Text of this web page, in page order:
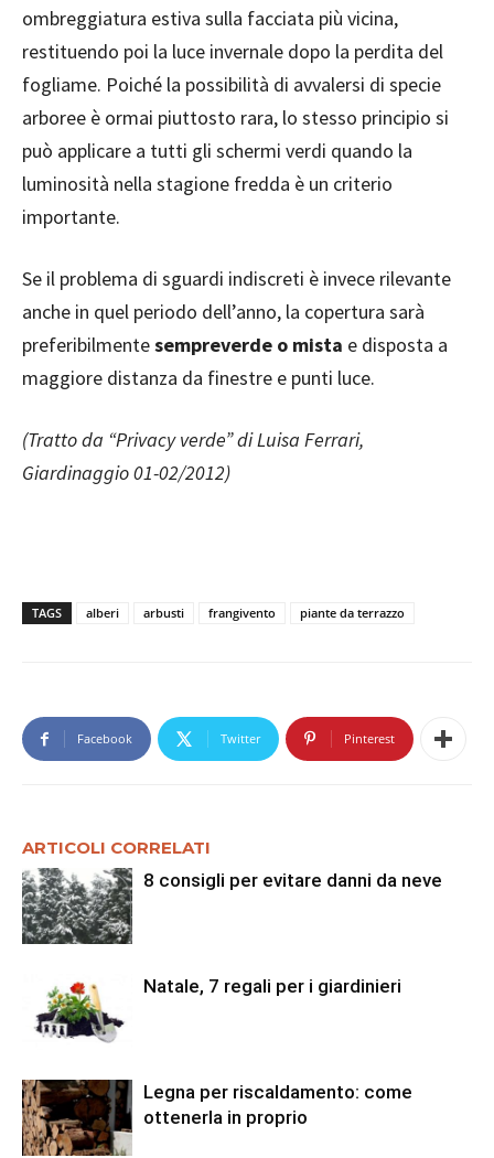
ombreggiatura estiva sulla facciata più vicina,
restituendo poi la luce invernale dopo la perdita del
fogliame. Poiché la possibilità di avvalersi di specie
arboree è ormai piuttosto rara, lo stesso principio si
può applicare a tutti gli schermi verdi quando la
luminosità nella stagione fredda è un criterio
importante.
Se il problema di sguardi indiscreti è invece rilevante
anche in quel periodo dell’anno, la copertura sarà
preferibilmentesempreverde o mista e disposta a
maggiore distanza da finestre e punti luce.
(Tratto da “Privacy verde” di Luisa Ferrari,
Giardinaggio 01-02/2012)
TAGS alberi arbusti frangivento piante da terrazzo
Facebook Twitter Pinterest
ARTICOLI CORRELATI
8 consigli per evitare danni da neve
Natale, 7 regali per i giardinieri
Legna per riscaldamento: come
ottenerla in proprio